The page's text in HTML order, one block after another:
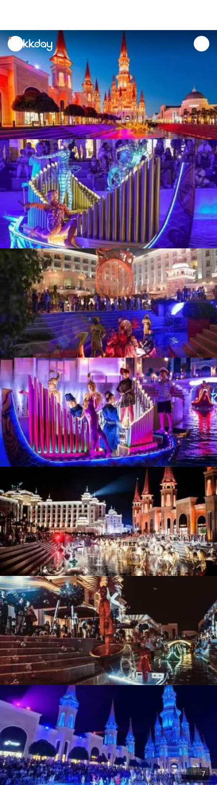
unread
notifications
7